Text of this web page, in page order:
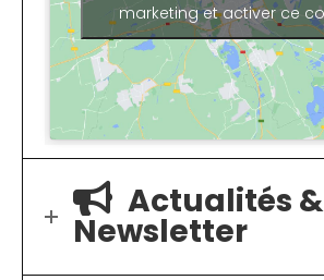
marketing et activer ce
Actualités &
Newsletter